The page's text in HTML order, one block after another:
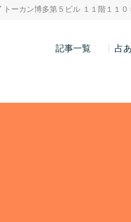
ーカン博多第５ビル １１階１１０
記事一覧 占